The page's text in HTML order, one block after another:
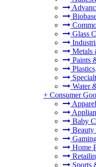
Glass
Metals
Paints
Water
+ Consumer
Baby
Beauty
Home
Sports